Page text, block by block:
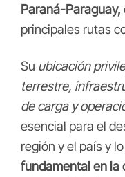
Paraná-Paraguay,
principales rutas
Su ubicación
terrestre,
de carga y
esencial para el
región y el país y
fundamental en la